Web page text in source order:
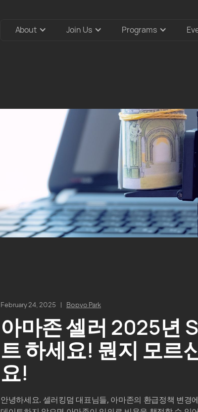
About Join Us Programs
February 24, 2025 Bopyo Park
아마존 셀러 2025년
트 하세요! 뭔지 모르
요!
안녕하세요. 셀러킹덤 대표님들, 아마존의 환급정책 변